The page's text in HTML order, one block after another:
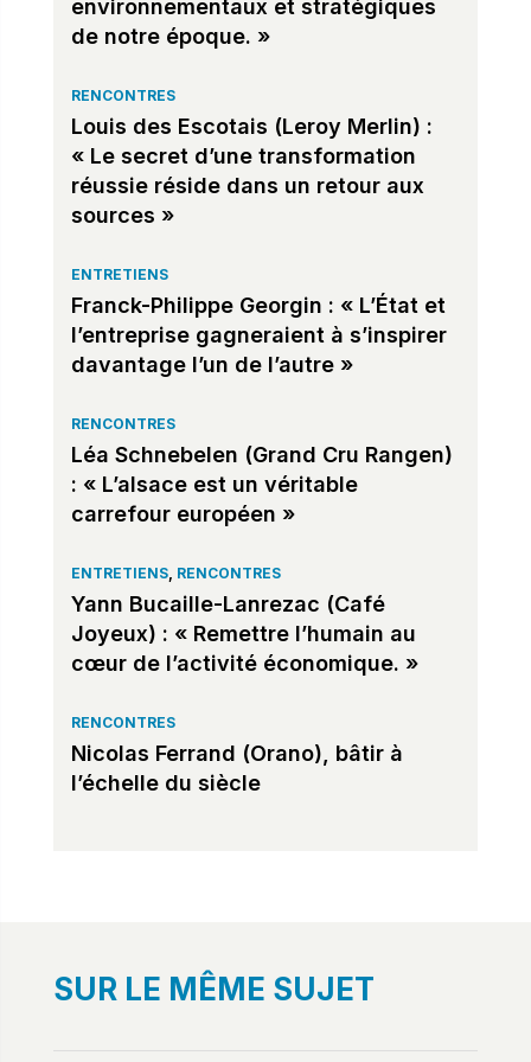
environnementaux et stratégiques
de notre époque. »
RENCONTRES
Louis des Escotais (Leroy Merlin) :
« Le secret d’une transformation
réussie réside dans un retour aux
sources »
ENTRETIENS
Franck-Philippe Georgin : « L’État et
l’entreprise gagneraient à s’inspirer
davantage l’un de l’autre »
RENCONTRES
Léa Schnebelen (Grand Cru Rangen)
: « L’alsace est un véritable
carrefour européen »
ENTRETIENS, RENCONTRES
Yann Bucaille-Lanrezac (Café
Joyeux) : « Remettre l’humain au
cœur de l’activité économique. »
RENCONTRES
Nicolas Ferrand (Orano), bâtir à
l’échelle du siècle
SUR LE MÊME SUJET